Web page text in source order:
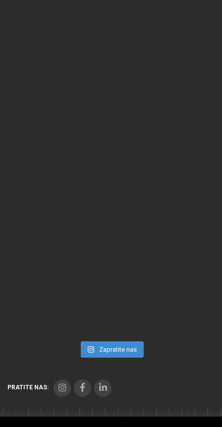
Zapratite nas
PRATITE NAS: